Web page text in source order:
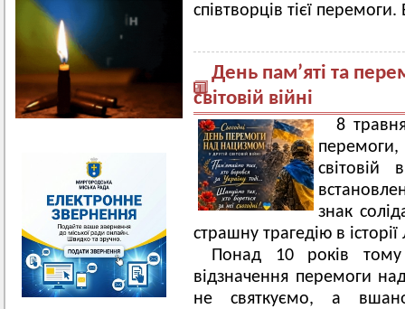
співтворців тієї
День пам’яті та
світовій війні
8
світовій
знак
страшну трагедію в
Понад 10 років тому
відзначення перемоги
не святкуємо, а